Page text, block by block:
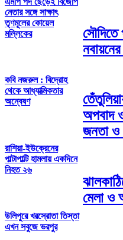
নেতার সঙ্গে সাক্ষাৎ
তৃণমূলের কোয়েল
মল্লিকের
কবি নজরুল : বিদ্রোহ
থেকে আধ্যাত্মিকতার
অন্বেষণ
রাশিয়া-ইউক্রেনের
পাল্টাপাল্টি হামলায় একদিনে
নিহত ২৬
উলিপুরে খরস্রোতা তিস্তা
এখন সবুজে ভরপুর
সৌদিতে
অপবাদ
জনতা ও
মেলা ও